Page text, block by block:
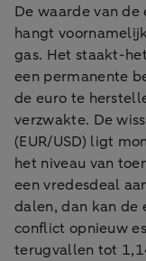
De waarde van
hangt
gas. Het staakt-
een permanente
de euro te
verzwakte. De
(EUR/USD) ligt
het niveau van
een vredesdeal
dalen, dan kan de
conflict opnieuw
terugvallen tot